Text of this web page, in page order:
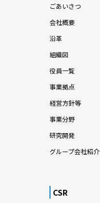
ごあいさつ
会社概要
沿革
組織図
役員一覧
事業拠点
経営方針等
事業分野
研究開発
グループ会社紹介
CSR